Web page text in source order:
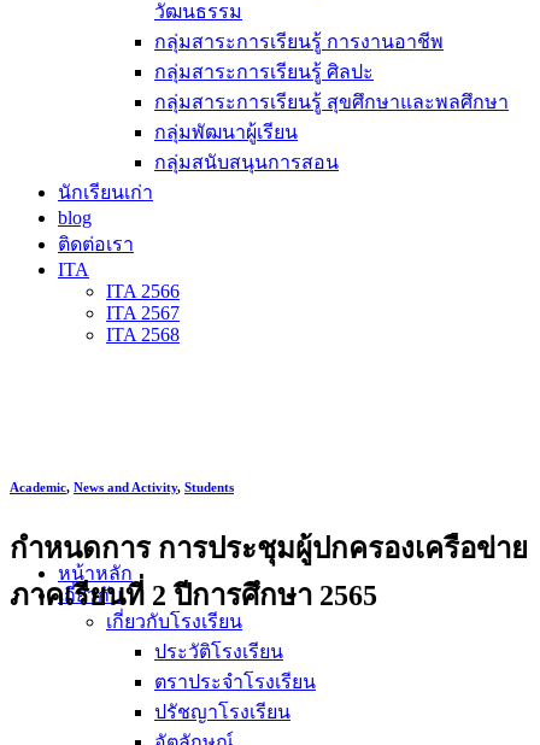
วัฒนธรรม
กลุ่มสาระการเรียนรู้ การงานอาชีพ
กลุ่มสาระการเรียนรู้ ศิลปะ
กลุ่มสาระการเรียนรู้ สุขศึกษาและพลศึกษา
กลุ่มพัฒนาผู้เรียน
กลุ่มสนับสนุนการสอน
นักเรียนเก่า
blog
ติดต่อเรา
ITA
ITA 2566
ITA 2567
ITA 2568
หน้าหลัก
เกี่ยวกับ
เกี่ยวกับโรงเรียน
ประวัติโรงเรียน
ตราประจำโรงเรียน
ปรัชญาโรงเรียน
Academic, News and Activity, Students
กำหนดการ การประชุมผู้ปกครองเครือข่าย
ภาคเรียนที่ 2 ปีการศึกษา 2565